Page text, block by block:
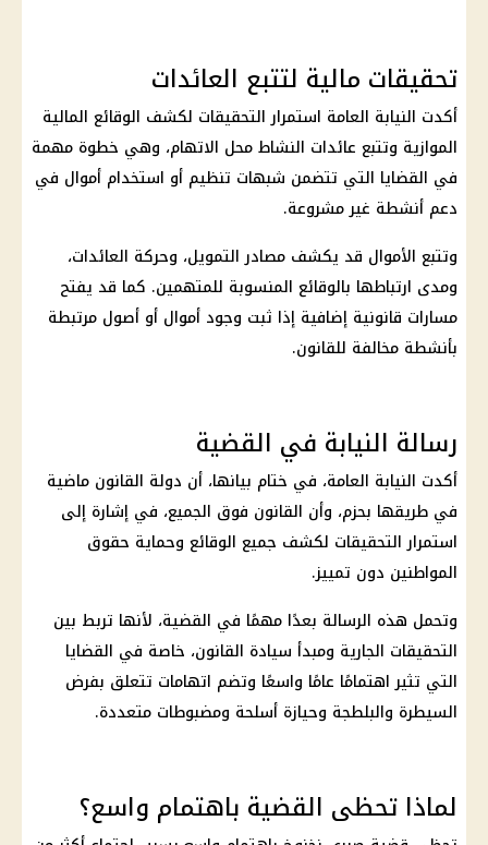
تحقيقات مالية لتتبع العائدات
أكدت النيابة العامة استمرار التحقيقات لكشف الوقائع المالية
الموازية وتتبع عائدات النشاط محل الاتهام، وهي خطوة مهمة
في القضايا التي تتضمن شبهات تنظيم أو استخدام أموال في
دعم أنشطة غير مشروعة.
وتتبع الأموال قد يكشف مصادر التمويل، وحركة العائدات،
ومدى ارتباطها بالوقائع المنسوبة للمتهمين. كما قد يفتح
مسارات قانونية إضافية إذا ثبت وجود أموال أو أصول مرتبطة
بأنشطة مخالفة للقانون.
رسالة النيابة في القضية
أكدت النيابة العامة، في ختام بيانها، أن دولة القانون ماضية
في طريقها بحزم، وأن القانون فوق الجميع، في إشارة إلى
استمرار التحقيقات لكشف جميع الوقائع وحماية حقوق
المواطنين دون تمييز.
وتحمل هذه الرسالة بعدًا مهمًا في القضية، لأنها تربط بين
التحقيقات الجارية ومبدأ سيادة القانون، خاصة في القضايا
التي تثير اهتمامًا عامًا واسعًا وتضم اتهامات تتعلق بفرض
السيطرة والبلطجة وحيازة أسلحة ومضبوطات متعددة.
لماذا تحظى القضية باهتمام واسع؟